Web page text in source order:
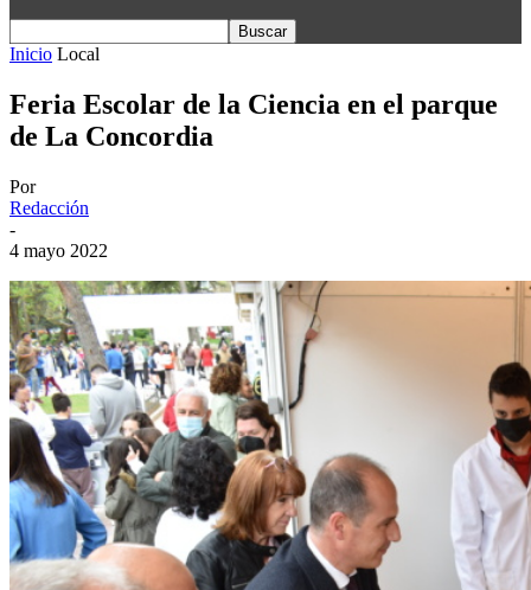
Inicio Local
Feria Escolar de la Ciencia en el parque
de La Concordia
Por
Redacción
-
4 mayo 2022